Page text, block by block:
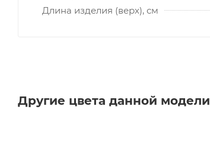
Другие цвета данной модели
Длина изделия (верх), см